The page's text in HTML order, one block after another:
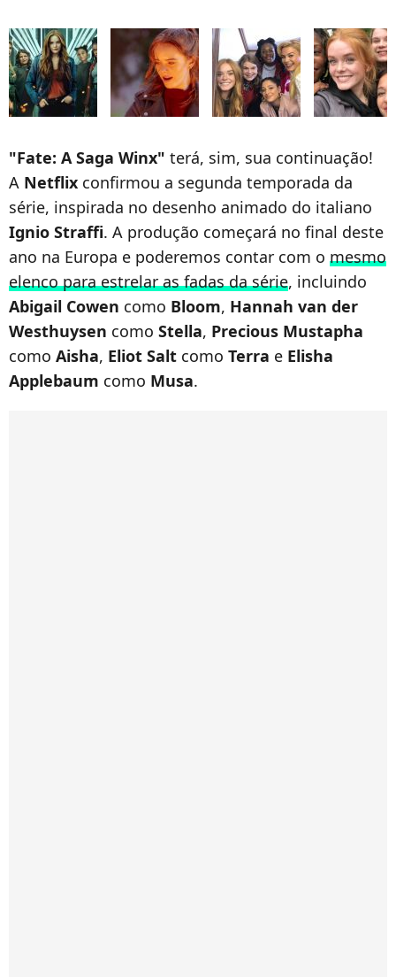
"Fate: A Saga Winx" terá, sim, sua continuação!
A Netflix confirmou a segunda temporada da
série, inspirada no desenho animado do italiano
Ignio Straffi. A produção começará no final deste
ano na Europa e poderemos contar com o mesmo
elenco para estrelar as fadas da série, incluindo
Abigail Cowen como Bloom, Hannah van der
Westhuysen como Stella, Precious Mustapha
como Aisha, Eliot Salt como Terra e Elisha
Applebaum como Musa.